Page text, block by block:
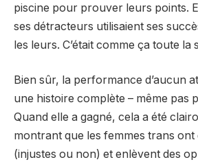
piscine pour prouver leurs points.
ses détracteurs utilisaient ses
les leurs. C’était comme ça toute la
Bien sûr, la performance d’aucun
une histoire complète – même pas
Quand elle a gagné, cela a été
montrant que les femmes trans ont
(injustes ou non) et enlèvent des